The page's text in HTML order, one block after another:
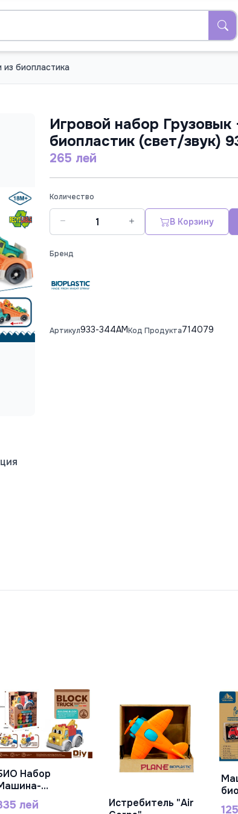
из биопластика
Игровой набор
биопластик (свет/звук)
265 лей
Количество
В Корзину
Бренд
Артикул933-344AMКод Продукта714079
В Корзину
Набор
23
подсветкой
лей В Корзину
Истребитель "Air